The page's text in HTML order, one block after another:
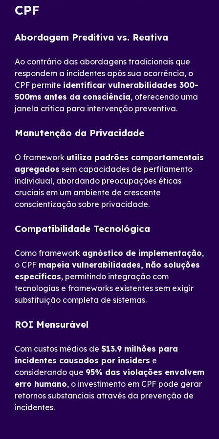
CPF
Abordagem Preditiva vs. Reativa
Ao contrário das abordagens tradicionais que
respondem a incidentes após sua ocorrência, o
CPF permite identificar vulnerabilidades 300-
500ms antes da consciência, oferecendo uma
janela crítica para intervenção preventiva.
Manutenção da Privacidade
O framework utiliza padrões comportamentais
agregados sem capacidades de perfilamento
individual, abordando preocupações éticas
cruciais em um ambiente de crescente
conscientização sobre privacidade.
Compatibilidade Tecnológica
Como framework agnóstico de implementação,
o CPF mapeia vulnerabilidades, não soluções
específicas, permitindo integração com
tecnologias e frameworks existentes sem exigir
substituição completa de sistemas.
ROI Mensurável
Com custos médios de $13.9 milhões para
incidentes causados por insiders e
considerando que 95% das violações envolvem
erro humano, o investimento em CPF pode gerar
retornos substanciais através da prevenção de
incidentes.